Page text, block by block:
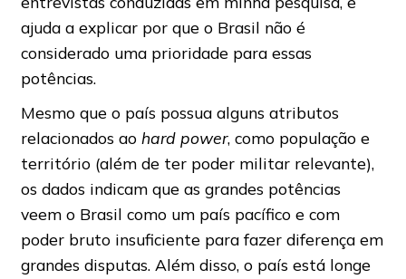
ajuda a explicar por que o Brasil não é
considerado uma prioridade para essas
potências.
Mesmo que o país possua alguns atributos
relacionados ao hard power, como população e
território (além de ter poder militar relevante),
os dados indicam que as grandes potências
veem o Brasil como um país pacífico e com
poder bruto insuficiente para fazer diferença em
grandes disputas. Além disso, o país está longe